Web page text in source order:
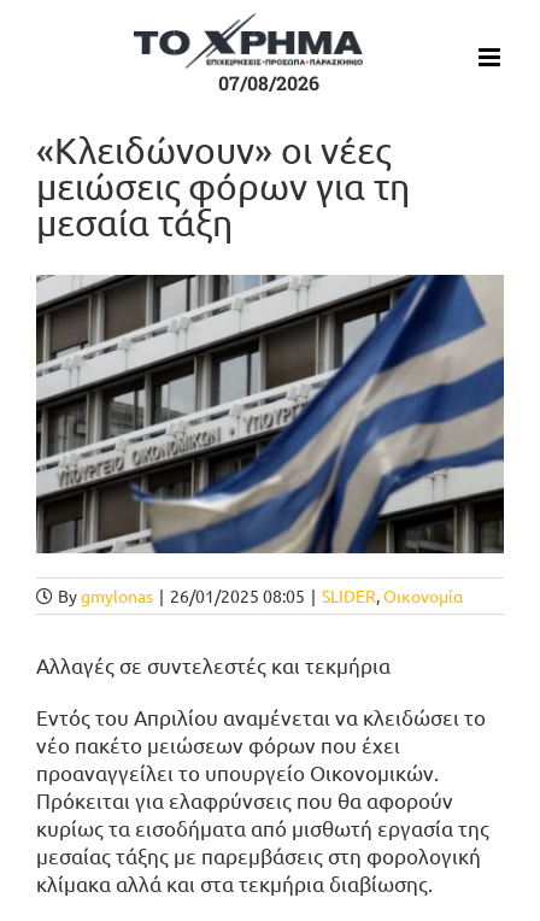
07/08/2026
«Κλειδώνουν» οι νέες
μειώσεις φόρων για τη
μεσαία τάξη
Προβολή
μεγαλύτερης
εικόνας
Bygmylonas | 26/01/2025 08:05 | SLIDER,Οικονομία
Αλλαγές σε συντελεστές και τεκμήρια
Εντός του Απριλίου αναμένεται να κλειδώσει το
νέο πακέτο μειώσεων φόρων που έχει
προαναγγείλει το υπουργείο Οικονομικών.
Πρόκειται για ελαφρύνσεις που θα αφορούν
κυρίως τα εισοδήματα από μισθωτή εργασία της
μεσαίας τάξης με παρεμβάσεις στη φορολογική
κλίμακα αλλά και στα τεκμήρια διαβίωσης.